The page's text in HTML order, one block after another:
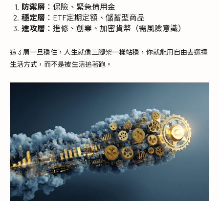
防禦層 ：保險、緊急備用金
穩定層 ：ETF定期定額、儲蓄型商品
進攻層 ：進修、創業、加密貨幣（需風險意識）
這 3 層一旦穩住，人生就像三腳架一樣站穩，你就能用自由去選擇
生活方式，而不是被生活追著跑。